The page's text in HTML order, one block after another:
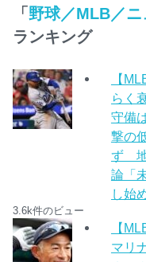
「野球／MLB／
ランキング
【
らく
守備
撃の
ず 地
論「
し始
3.6k件のビュー
【
マリ